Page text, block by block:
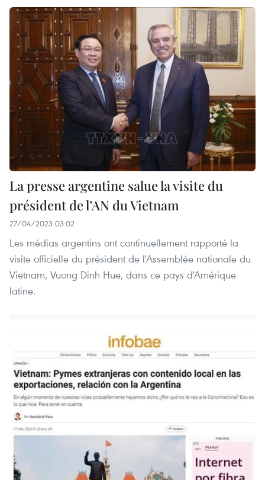
La presse argentine salue la visite du
président de l’AN du Vietnam
27/04/2023 03:02
Les médias argentins ont continuellement rapporté la
visite officielle du président de l'Assemblée nationale du
Vietnam, Vuong Dinh Hue, dans ce pays d'Amérique
latine.